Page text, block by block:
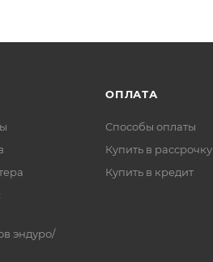
эндуро/
ОПЛАТА
Способы оплаты
Купить в рассрочку
Купить в кредит